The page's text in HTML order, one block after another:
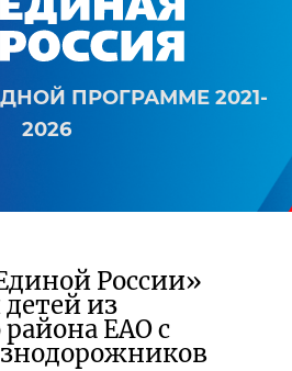
ПРОГРАММЕ 2021-
2026
России»
из
ЕАО с